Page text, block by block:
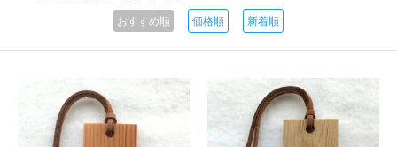
おすすめ順 価格順 新着順